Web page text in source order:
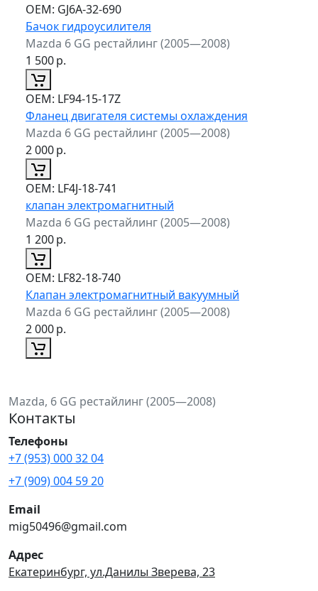
ОЕМ: GJ6A-32-690
Бачок гидроусилителя
Mazda 6 GG рестайлинг (2005—2008)
1 500р.
ОЕМ: LF94-15-17Z
Фланец двигателя системы охлаждения
Mazda 6 GG рестайлинг (2005—2008)
2 000р.
ОЕМ: LF4J-18-741
клапан электромагнитный
Mazda 6 GG рестайлинг (2005—2008)
1 200р.
ОЕМ: LF82-18-740
Клапан электромагнитный вакуумный
Mazda 6 GG рестайлинг (2005—2008)
2 000р.
Mazda, 6 GG рестайлинг (2005—2008)
Контакты
Телефоны
+7 (953) 000 32 04
+7 (909) 004 59 20
Email
mig50496@gmail.com
Адрес
Екатеринбург, ул.Данилы Зверева, 23